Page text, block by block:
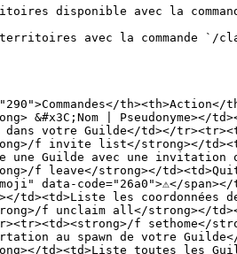
disponible avec la
avec la commande `/
&#x3C;Nom |
votre Guilde</td></
f invite list</strong></
une Guilde avec une
f leave</strong></
data-code="26a0">⚠️</
td><td>Liste les
f unclaim all</strong></
tr><tr><td><strong>/f
au spawn de votre
td><td>Liste toutes les